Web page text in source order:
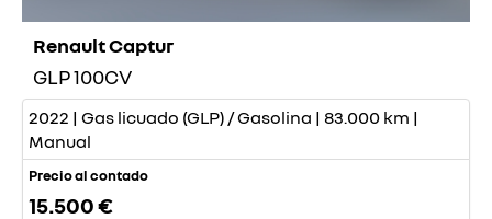
Renault Captur
GLP 100CV
2022 | Gas licuado (GLP) / Gasolina | 83.000 km |
Manual
Precio al contado
15.500 €